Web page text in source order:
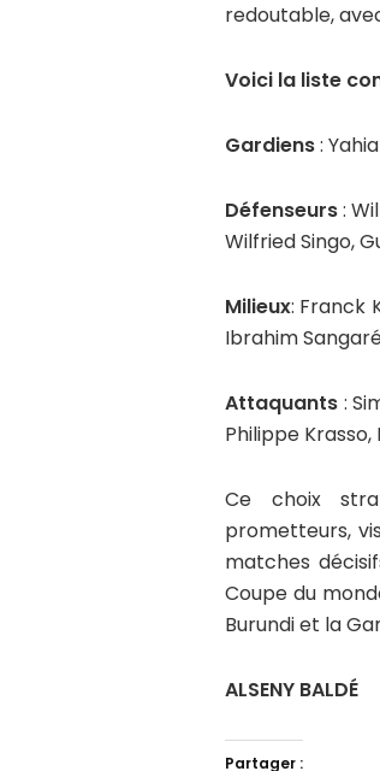
redoutable,
Voici la liste
Gardiens:
Défenseurs:
Wilfried Singo,
Milieux: Franck
Ibrahim
Attaquants :
Philippe
Ce choix
prometteurs,
matches
Coupe du
Burundi et la
ALSENY BALDÉ
Partager :